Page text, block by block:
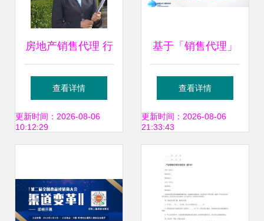
房地产销售代理 行
业转型中的机遇与
挑战
查看详情
更新时间：2026-08-06
10:12:29
基于「销售代理」
视角的苏州年会 苏
州授权经销商渠道
网络特征报告发布
查看详情
更新时间：2026-08-06
21:33:43